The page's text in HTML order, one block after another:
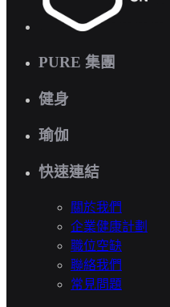
PURE 集團
健身
瑜伽
快速連結
關於我們
企業健康計劃
職位空缺
聯絡我們
常見問題